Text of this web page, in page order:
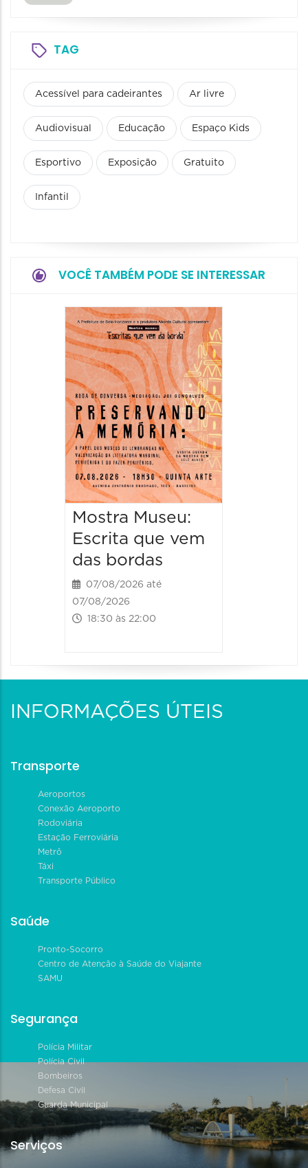
TAG
Acessível para cadeirantes Ar livre
Audiovisual Educação Espaço Kids
Esportivo Exposição Gratuito
Infantil
VOCÊ TAMBÉM PODE SE INTERESSAR
Mostra Museu:
Escrita que vem
das bordas
07/08/2026 até
07/08/2026
18:30 às 22:00
INFORMAÇÕES ÚTEIS
Transporte
Aeroportos
Conexão Aeroporto
Rodoviária
Estação Ferroviária
Metrô
Táxi
Transporte Público
Saúde
Pronto-Socorro
Centro de Atenção à Saúde do Viajante
SAMU
Segurança
Polícia Militar
Polícia Civil
Bombeiros
Defesa Civil
Guarda Municipal
Serviços